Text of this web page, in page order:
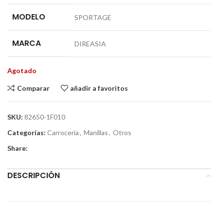
MODELO SPORTAGE
MARCA DIREASIA
Agotado
Comparar añadir a favoritos
SKU: 82650-1F010
Categorías: Carrocería, Manillas, Otros
Share:
DESCRIPCIÓN